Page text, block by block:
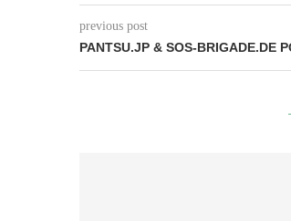
previous post
PANTSU.JP & SOS-BRIGADE.DE